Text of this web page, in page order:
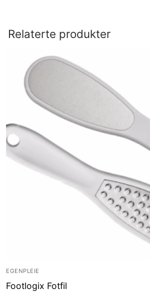
Relaterte produkter
EGENPLEIE
Footlogix Fotfil